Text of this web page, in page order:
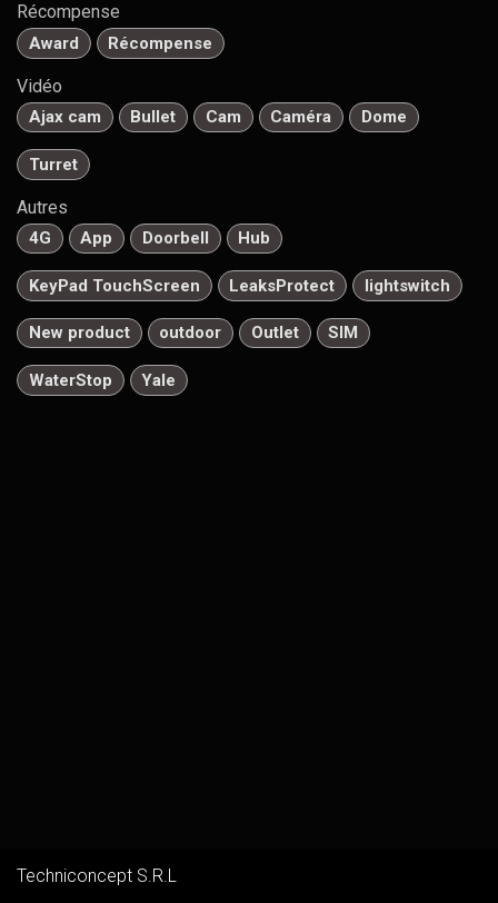
Récompense
Award Récompense
Vidéo
Ajax cam Bullet Cam Caméra Dome
Turret
Autres
4G App Doorbell Hub
KeyPad TouchScreen LeaksProtect lightswitch
New product outdoor Outlet SIM
WaterStop Yale
Techniconcept S.R.L